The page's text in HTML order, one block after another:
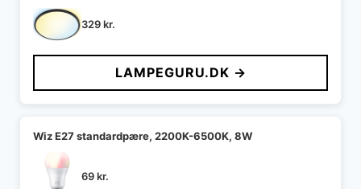
329kr.
LAMPEGURU.DK →
Wiz E27 standardpære, 2200K-6500K, 8W
69kr.